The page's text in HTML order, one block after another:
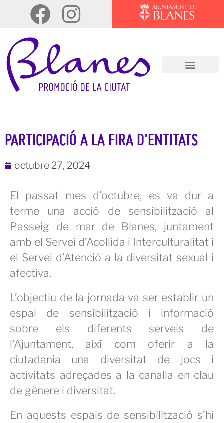
PARTICIPACIÓ A LA FIRA D’ENTITATS
octubre 27, 2024
El passat mes d’octubre, es va dur a
terme una acció de sensibilització al
Passeig de mar de Blanes, juntament
amb el Servei d’Acollida i Interculturalitat i
el Servei d’Atenció a la diversitat sexual i
afectiva.
L’objectiu de la jornada va ser establir un
espai de sensibilització i informació
sobre els diferents serveis de
l’Ajuntament, així com oferir a la
ciutadania una diversitat de jocs i
activitats adreçades a la canalla en clau
de gènere i diversitat.
En aquests espais de sensibilització s’hi